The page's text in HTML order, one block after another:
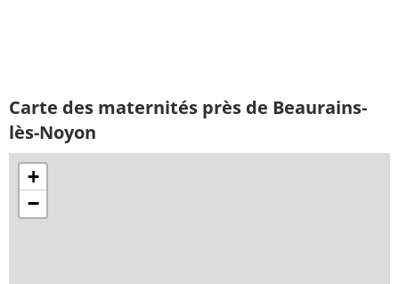
Carte des maternités près de Beaurains-
lès-Noyon
+
−